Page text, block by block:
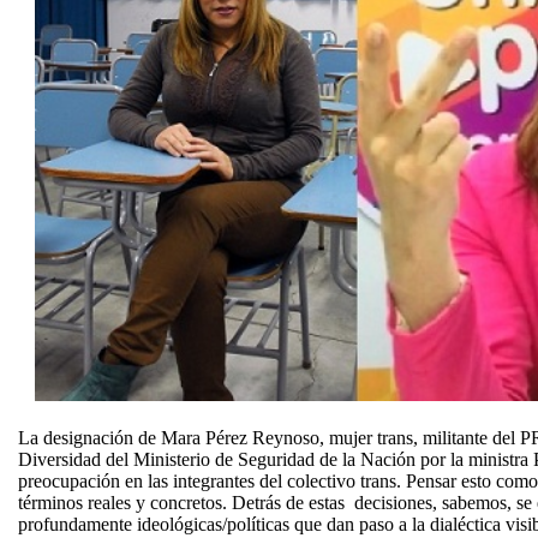
La designación de Mara Pérez Reynoso, mujer trans, militante del
Diversidad del Ministerio de Seguridad de la Nación por la ministra
preocupación en las integrantes del colectivo trans. Pensar esto
términos reales y concretos. Detrás de estas decisiones, sabemos, se
profundamente ideológicas/políticas que dan paso a la dialéctica